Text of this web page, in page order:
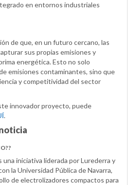
en entornos industriales
de que, en un futuro cercano, las
sus propias emisiones y
energética. Esto no solo
emisiones contaminantes, sino que
y competitividad del sector
innovador proyecto, puede
.
iniciativa liderada por Lurederra y
la Universidad Pública de Navarra,
de electrolizadores compactos para